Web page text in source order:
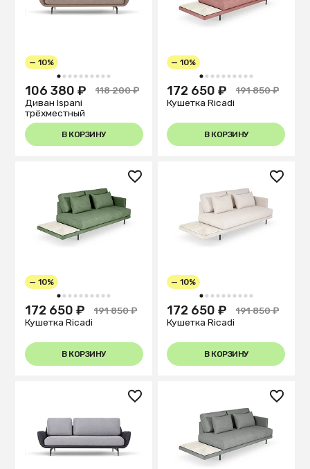
1 2 3 4 5 6 7 8 9 10
— 10%
106 380 ₽
118 200 ₽
Диван Ispani
трёхместный
В КОРЗИНУ
1 2 3 4 5 6 7 8 9 10
— 10%
172 650 ₽
191 850 ₽
Кушетка Ricadi
В КОРЗИНУ
1 2 3 4 5 6 7 8 9 10
— 10%
172 650 ₽
191 850 ₽
Кушетка Ricadi
В КОРЗИНУ
1 2 3 4 5 6 7 8 9 10
— 10%
172 650 ₽
191 850 ₽
Кушетка Ricadi
В КОРЗИНУ